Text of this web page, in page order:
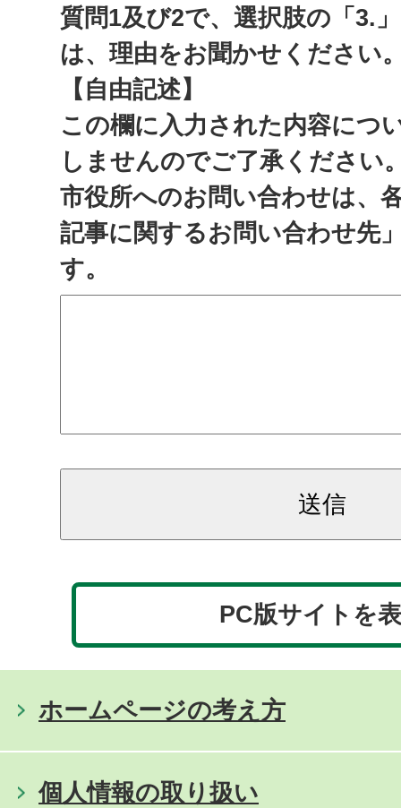
質問1及び2で、選択肢の「3.
は、理由をお聞かせください
【自由記述】
この欄に入力された内容につ
しませんのでご了承ください
市役所へのお問い合わせは、
記事に関するお問い合わせ先
す。
PC版サイトを
ホームページの考え方
個人情報の取り扱い